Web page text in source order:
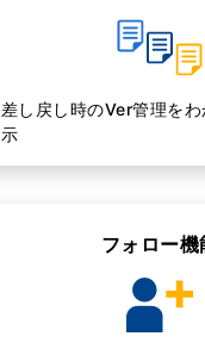
差し戻し時のVer管理を
示
フォロー機